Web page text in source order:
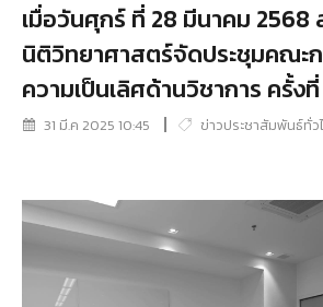
เมื่อวันศุกร์ ที่ 28 มีนาคม 2568
นิติวิทยาศาสตร์จัดประชุมคณะ
ความเป็นเลิศด้านวิชาการ ครั้ง
31 มี.ค 2025 10:45 ข่าวประชาสัมพันธ์ทั่ว